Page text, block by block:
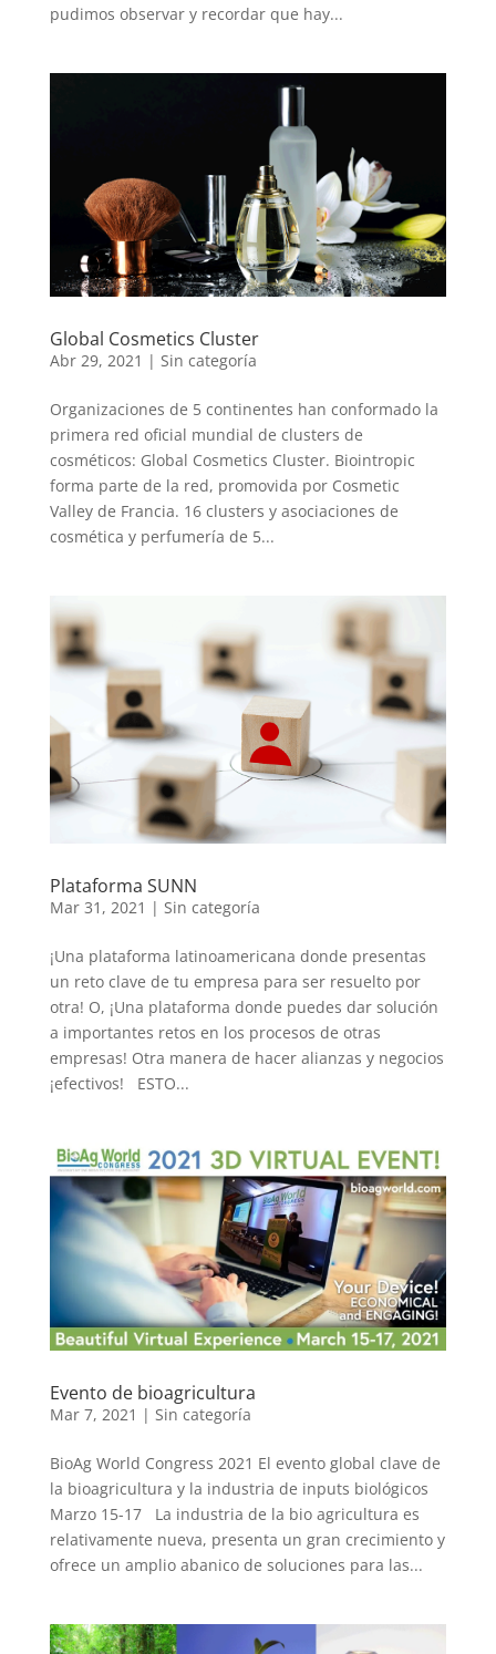
pudimos observar y recordar que hay...
Global Cosmetics Cluster
Abr 29, 2021 | Sin categoría
Organizaciones de 5 continentes han conformado la
primera red oficial mundial de clusters de
cosméticos: Global Cosmetics Cluster. Biointropic
forma parte de la red, promovida por Cosmetic
Valley de Francia. 16 clusters y asociaciones de
cosmética y perfumería de 5...
Plataforma SUNN
Mar 31, 2021 | Sin categoría
¡Una plataforma latinoamericana donde presentas
un reto clave de tu empresa para ser resuelto por
otra! O, ¡Una plataforma donde puedes dar solución
a importantes retos en los procesos de otras
empresas! Otra manera de hacer alianzas y negocios
¡efectivos! ESTO...
Evento de bioagricultura
Mar 7, 2021 | Sin categoría
BioAg World Congress 2021 El evento global clave de
la bioagricultura y la industria de inputs biológicos
Marzo 15-17 La industria de la bio agricultura es
relativamente nueva, presenta un gran crecimiento y
ofrece un amplio abanico de soluciones para las...